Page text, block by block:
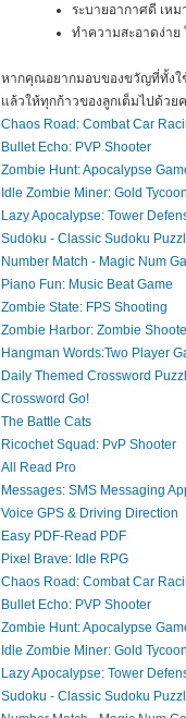
ระบายอากาศดี เห
ทำความสะอาดง่าย
หากคุณอยากมอบของขวัญที่ทั้งใช้
แล้วให้ทุกก้าวของลูกเต็มไปด้ว
Chaos Road: Combat Car
Bullet Echo: PVP Shooter
Zombie Hunt: Apocalypse
Idle Zombie Miner: Gold Tycoon
Lazy Apocalypse: Tower
Sudoku - Classic Sudoku
Number Match - Magic Num
Piano Fun: Music Beat Game
Zombie State: FPS Shooting
Zombie Harbor: Zombie
Hangman Words:Two Player
Daily Themed Crossword
Crossword Go!
The Battle Cats
Ricochet Squad: PvP Shooter
All Read Pro
Messages: SMS Messaging
Voice GPS & Driving Direction
Easy PDF-Read PDF
Pixel Brave: Idle RPG
Chaos Road: Combat Car
Bullet Echo: PVP Shooter
Zombie Hunt: Apocalypse
Idle Zombie Miner: Gold Tycoon
Lazy Apocalypse: Tower
Sudoku - Classic Sudoku